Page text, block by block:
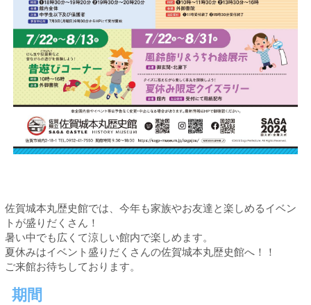
佐賀城本丸歴史館では、今年も家族やお友達と楽しめるイベン
トが盛りだくさん！
暑い中でも広くて涼しい館内で楽しめます。
夏休みはイベント盛りだくさんの佐賀城本丸歴史館へ！！
ご来館お待ちしております。
期間